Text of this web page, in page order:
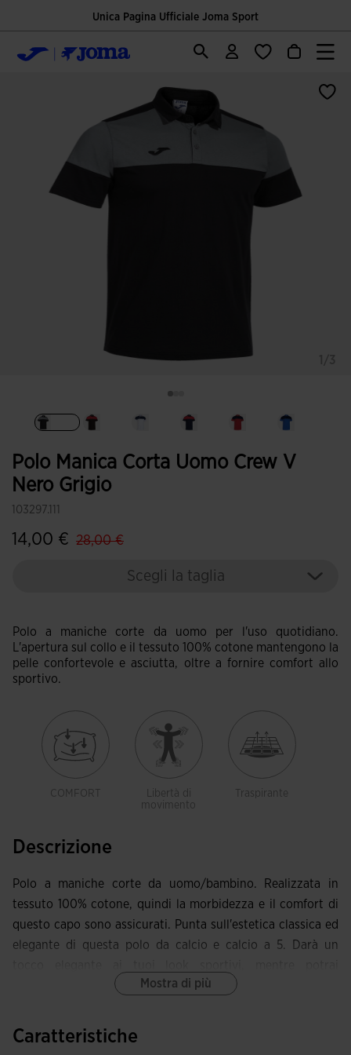
Unica Pagina Ufficiale Joma Sport
Polo Manica Corta Uomo Crew V
Nero Grigio
103297.111
14,00 € label.price.reduced.from
28,00 €
Scegli la taglia
Polo a maniche corte da uomo per l'uso quotidiano.
L'apertura sul collo e il tessuto 100% cotone mantengono la
pelle confortevole e asciutta, oltre a fornire comfort allo
sportivo.
COMFORT
Libertà di
movimento
Traspirante
Descrizione
Polo a maniche corte da uomo/bambino. Realizzata in
tessuto 100% cotone, quindi la morbidezza e il comfort di
questo capo sono assicurati. Punta sull'estetica classica ed
elegante di questa polo da calcio e calcio a 5. Darà un
indossarlo nei tuoi outfit di tutti i giorni.
personalizzati che garantiscono libertà di movimento con
Mostra di più
Caratteristiche